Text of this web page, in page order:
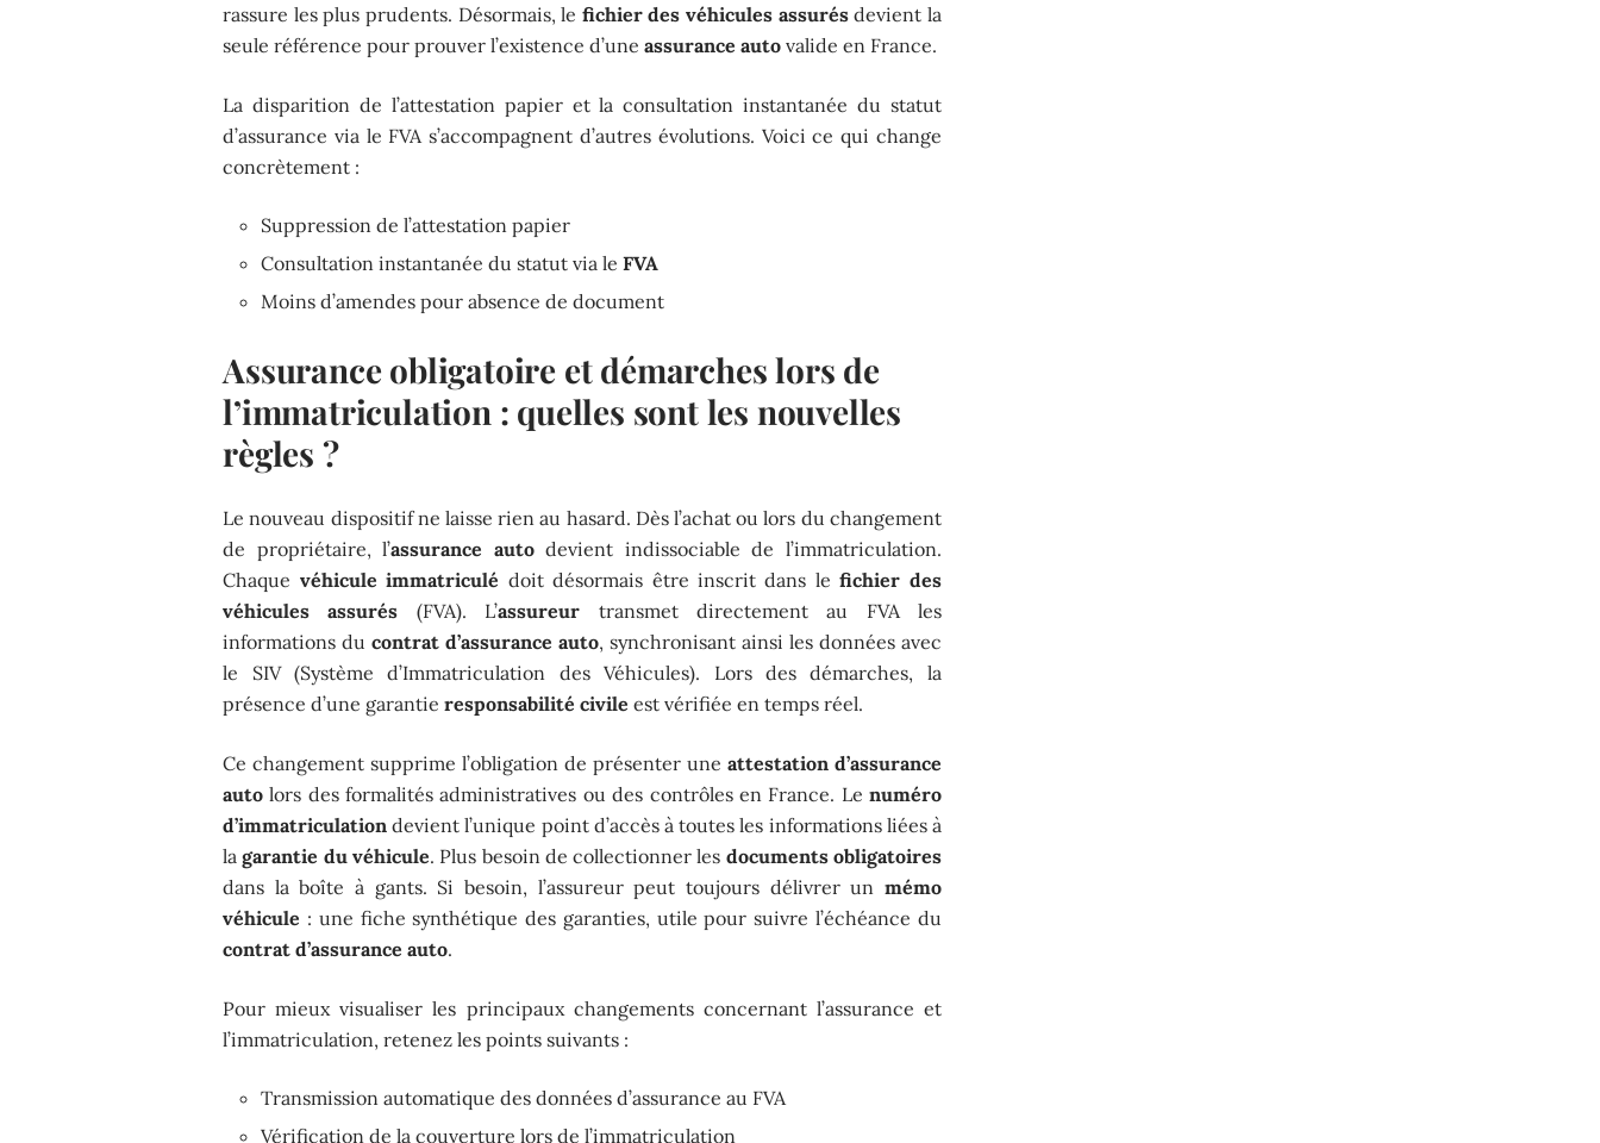
rassure les plus prudents. Désormais, le fichier des véhicules assurésdevient la
seule référence pour prouver l’existence d’uneassurance auto valide en France.
La disparition de l’attestation papier et la consultation instantanée du statut
d’assurance via le FVA s’accompagnent d’autres évolutions. Voici ce qui change
concrètement :
Suppression de l’attestation papier
Consultation instantanée du statut via leFVA
Moins d’amendes pour absence de document
Assurance obligatoire et démarches lors de
l’immatriculation : quelles sont les nouvelles
règles ?
Le nouveau dispositif ne laisse rien au hasard. Dès l’achat ou lors du changement
de propriétaire, l’assurance autodevient indissociable de l’immatriculation.
Chaque véhicule immatriculé doit désormais être inscrit dans lefichier des
véhicules assurés (FVA). L’assureur transmet directement au FVA les
informations ducontrat d’assurance auto, synchronisant ainsi les données avec
le SIV (Système d’Immatriculation des Véhicules). Lors des démarches, la
présence d’une garantieresponsabilité civile est vérifiée en temps réel.
Ce changement supprime l’obligation de présenter une attestation d’assurance
auto lors des formalités administratives ou des contrôles en France. Le numéro
d’immatriculation devient l’unique point d’accès à toutes les informations liées à
lagarantie du véhicule. Plus besoin de collectionner les documents obligatoires
dans la boîte à gants. Si besoin, l’assureur peut toujours délivrer un mémo
véhicule : une fiche synthétique des garanties, utile pour suivre l’échéance du
contrat d’assurance auto.
Pour mieux visualiser les principaux changements concernant l’assurance et
l’immatriculation, retenez les points suivants :
Transmission automatique des données d’assurance au FVA
Vérification de la couverture lors de l’immatriculation